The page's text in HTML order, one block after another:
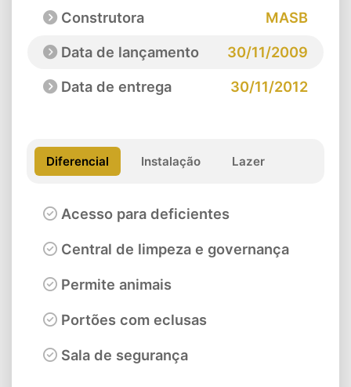
Construtora
MASB
Data de lançamento
30/11/2009
Data de entrega
30/11/2012
Diferencial Instalação Lazer
Acesso para deficientes
Central de limpeza e governança
Permite animais
Portões com eclusas
Sala de segurança